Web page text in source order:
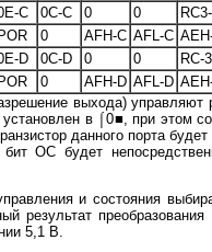
C 0C-C 0 0
POR 0 AFH-C AFL-C
D 0C-D 0 0 RC-3
POR 0 AFH-D AFL-D
выхода) управляют
в ⌠0■, при этом
данного порта
ОС будет
и состояния
результат
5,1 В.